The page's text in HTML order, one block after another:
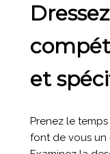
et
Prenez le
font de vous